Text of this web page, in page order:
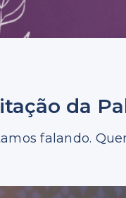
da
falando.